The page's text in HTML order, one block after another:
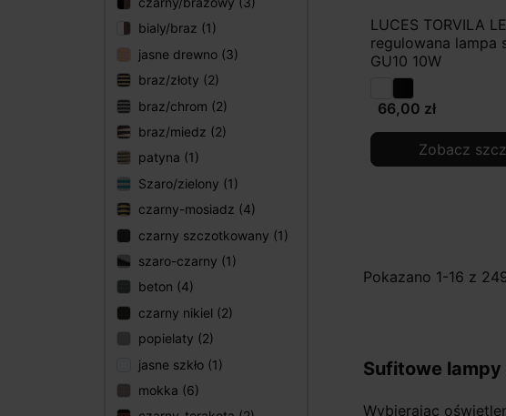
bialy/braz (1)
jasne drewno (3)
braz/złoty (2)
braz/chrom (2)
braz/miedz (2)
patyna (1)
Szaro/zielony (1)
czarny-mosiadz (4)
czarny szczotkowany (1)
szaro-czarny (1)
beton (4)
czarny nikiel (2)
popielaty (2)
jasne szkło (1)
mokka (6)
LUCES TORVILA
regulowana lampa
GU10 10W
66,00 zł
Zobacz
Pokazano 1-16 z
Sufitowe
Wybierając